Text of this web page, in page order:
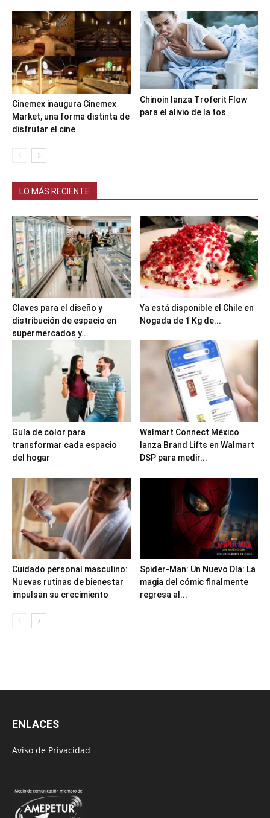
Cinemex inaugura Cinemex
Market, una forma distinta de
disfrutar el cine
Chinoin lanza Troferit Flow
para el alivio de la tos
LO MÁS RECIENTE
Claves para el diseño y
distribución de espacio en
supermercados y...
Ya está disponible el Chile en
Nogada de 1 Kg de...
Guía de color para
transformar cada espacio
del hogar
Walmart Connect México
lanza Brand Lifts en Walmart
DSP para medir...
Cuidado personal masculino:
Nuevas rutinas de bienestar
impulsan su crecimiento
Spider-Man: Un Nuevo Día: La
magia del cómic finalmente
regresa al...
ENLACES
Aviso de Privacidad